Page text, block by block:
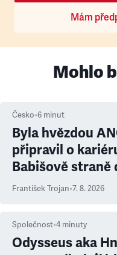
Mám
Mohlo
Česko•6 minut
Byla hvězdou
připravil o
Babišově straně
František Trojan•7. 8. 2026
Společnost•4 minuty
Odysseus aka